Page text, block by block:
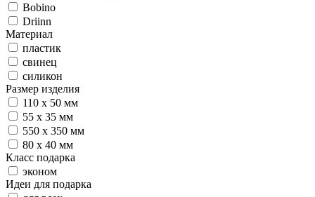
Bobino
Driinn
Материал
пластик
свинец
силикон
Размер изделия
110 х 50 мм
55 х 35 мм
550 х 350 мм
80 х 40 мм
Класс подарка
эконом
Идеи для подарка